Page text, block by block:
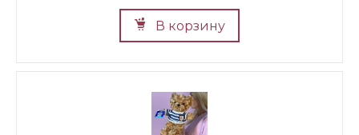
В корзину